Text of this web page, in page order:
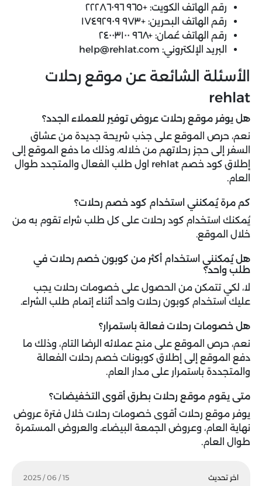
اخر تحديث 15 / 06 / 2025
رقم الهاتف الكويت: +٩٦٥ ٢٢٢٨٦۰٩٦
رقم الهاتف البحرين: +٩٧٣ ١٧٤٩٢٩۰٩
رقم الهاتف عُمان: +٩٦٨ ٢٤۰۰٣١۰۰
البريد الإلكتروني: help@rehlat.com
الأسئلة الشائعة عن موقع رحلات
rehlat
هل يوفر موقع رحلات عروض توفير للعملاء الجدد؟
نعم، حرص الموقع على جذب شريحة جديدة من عشاق
السفر إلى حجز رحلاتهم من خلاله، وذلك ما دفع الموقع إلى
إطلاق كود خصم rehlat اول طلب الفعال والمتجدد طوال
العام.
كم مرة يُمكنني استخدام كود خصم رحلات؟
يُمكنك استخدام كود رحلات على كل طلب شراء تقوم به من
خلال الموقع.
هل يُمكنني استخدام أكثر من كوبون خصم رحلات في
طلب واحد؟
لا، لكي تتمكن من الحصول على خصومات رحلات يجب
عليك استخدام كوبون رحلات واحد أثناء إتمام طلب الشراء.
هل خصومات رحلات فعالة باستمرار؟
نعم، حرص الموقع على منح عملائه الرضا التام، وذلك ما
دفع الموقع إلى إطلاق كوبونات خصم رحلات الفعالة
والمتجددة باستمرار على مدار العام.
متى يقوم موقع رحلات بطرق أقوى التخفيضات؟
يوفر موقع رحلات أقوى خصومات رحلات خلال فترة عروض
نهاية العام، وعروض الجمعة البيضاء، والعروض المستمرة
طوال العام.